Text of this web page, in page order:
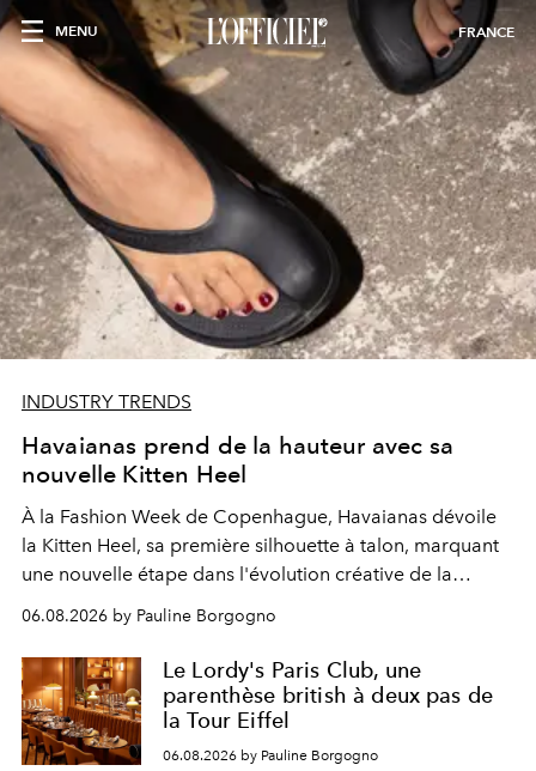
MENU FRANCE
INDUSTRY TRENDS
Havaianas prend de la hauteur avec sa
nouvelle Kitten Heel
À la Fashion Week de Copenhague, Havaianas dévoile
la Kitten Heel, sa première silhouette à talon, marquant
une nouvelle étape dans l'évolution créative de la
06.08.2026 by Pauline Borgogno
Le Lordy's Paris Club, une
parenthèse british à deux pas de
la Tour Eiffel
06.08.2026 by Pauline Borgogno